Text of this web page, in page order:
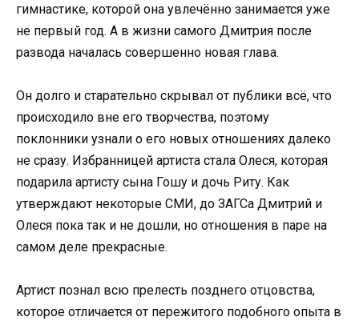
гимнастике, которой она увлечённо занимается уже
не первый год. А в жизни самого Дмитрия после
развода началась совершенно новая глава.
Он долго и старательно скрывал от публики всё, что
происходило вне его творчества, поэтому
поклонники узнали о его новых отношениях далеко
не сразу. Избранницей артиста стала Олеся, которая
подарила артисту сына Гошу и дочь Риту. Как
утверждают некоторые СМИ, до ЗАГСа Дмитрий и
Олеся пока так и не дошли, но отношения в паре на
самом деле прекрасные.
Артист познал всю прелесть позднего отцовства,
которое отличается от пережитого подобного опыта в